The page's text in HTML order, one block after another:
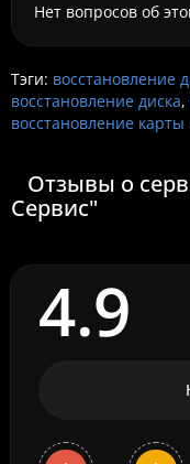
Нет вопросов об
Тэги: восстановление
восстановление диска,
восстановление
Отзывы о
Сервис"
4.9